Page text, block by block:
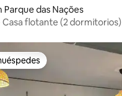
das Nações
Casa flotante (2 dormitorios)